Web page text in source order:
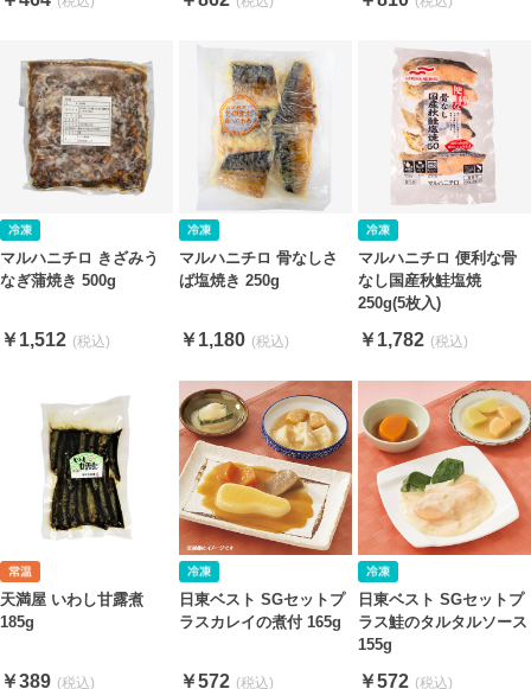
マルハニチロ きざみう
なぎ蒲焼き 500g
￥1,512
マルハニチロ 骨なしさ
ば塩焼き 250g
￥1,180
マルハニチロ 便利な骨
なし国産秋鮭塩焼
250g(5枚入)
￥1,782
天満屋 いわし甘露煮
185g
￥389
日東ベスト SGセットプ
ラスカレイの煮付 165g
￥572
日東ベスト SGセットプ
ラス鮭のタルタルソース
155g
￥572